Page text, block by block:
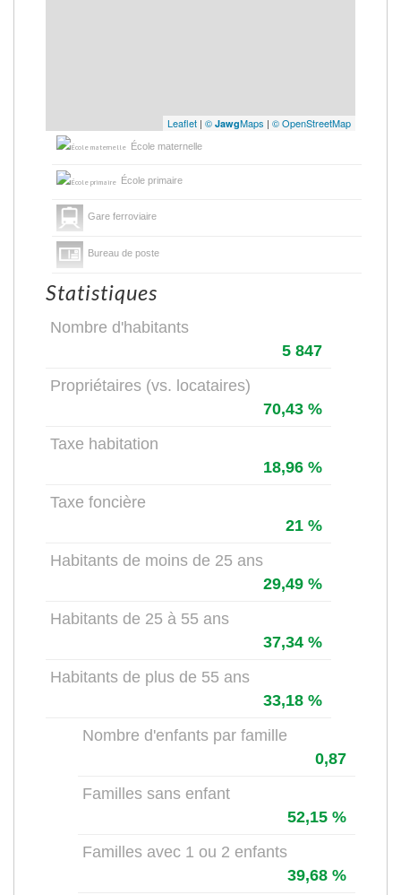
Leaflet | © JawgMaps | © OpenStreetMap
École maternelle
École primaire
Gare ferroviaire
Bureau de poste
Statistiques
Nombre d'habitants
5 847
Propriétaires (vs. locataires)
70,43 %
Taxe habitation
18,96 %
Taxe foncière
21 %
Habitants de moins de 25 ans
29,49 %
Habitants de 25 à 55 ans
37,34 %
Habitants de plus de 55 ans
33,18 %
Nombre d'enfants par famille
0,87
Familles sans enfant
52,15 %
Familles avec 1 ou 2 enfants
39,68 %